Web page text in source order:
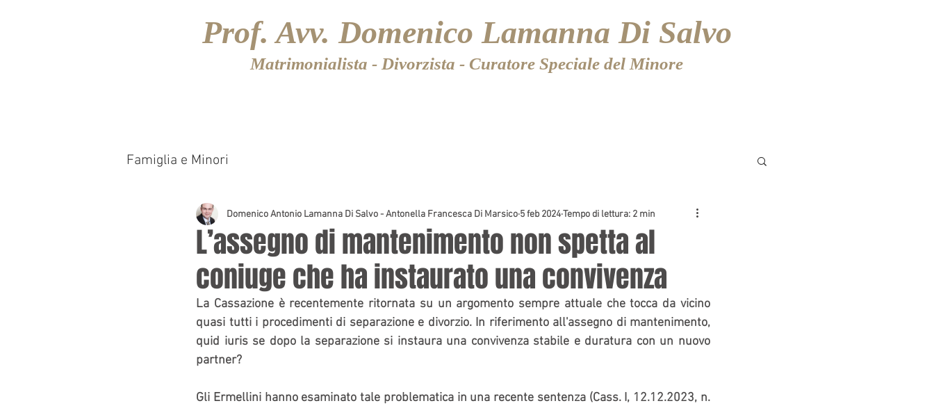
Prof. Avv. Domenico Lamanna Di Salvo
Matrimonialista - Divorzista - Curatore Speciale del Minore
Famiglia e Minori
L’assegno di mantenimento non spetta al
coniuge che ha instaurato una convivenza
Domenico Antonio Lamanna Di Salvo - Antonella Francesca Di Marsico 5 feb 2024Tempo di lettura: 2 min
La Cassazione è recentemente ritornata su un argomento sempre attuale che tocca da vicino
quasi tutti i procedimenti di separazione e divorzio. In riferimento all'assegno di mantenimento,
quid iuris se dopo la separazione si instaura una convivenza stabile e duratura con un nuovo
partner?
Gli Ermellini hanno esaminato tale problematica in una recente sentenza (Cass. I, 12.12.2023, n.